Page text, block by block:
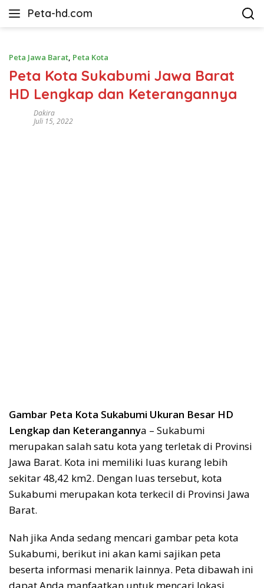
Peta-hd.com
Kumpulan
HD
Peta Jawa Barat, Peta Kota
Peta Kota Sukabumi Jawa Barat
HD Lengkap dan Keterangannya
Dakira
Juli 15, 2022
Gambar Peta Kota Sukabumi Ukuran Besar HD
Lengkap dan Keterangannya – Sukabumi
merupakan salah satu kota yang terletak di Provinsi
Jawa Barat. Kota ini memiliki luas kurang lebih
sekitar 48,42 km2. Dengan luas tersebut, kota
Sukabumi merupakan kota terkecil di Provinsi Jawa
Barat.
Nah jika Anda sedang mencari gambar peta kota
Sukabumi, berikut ini akan kami sajikan peta
beserta informasi menarik lainnya. Peta dibawah ini